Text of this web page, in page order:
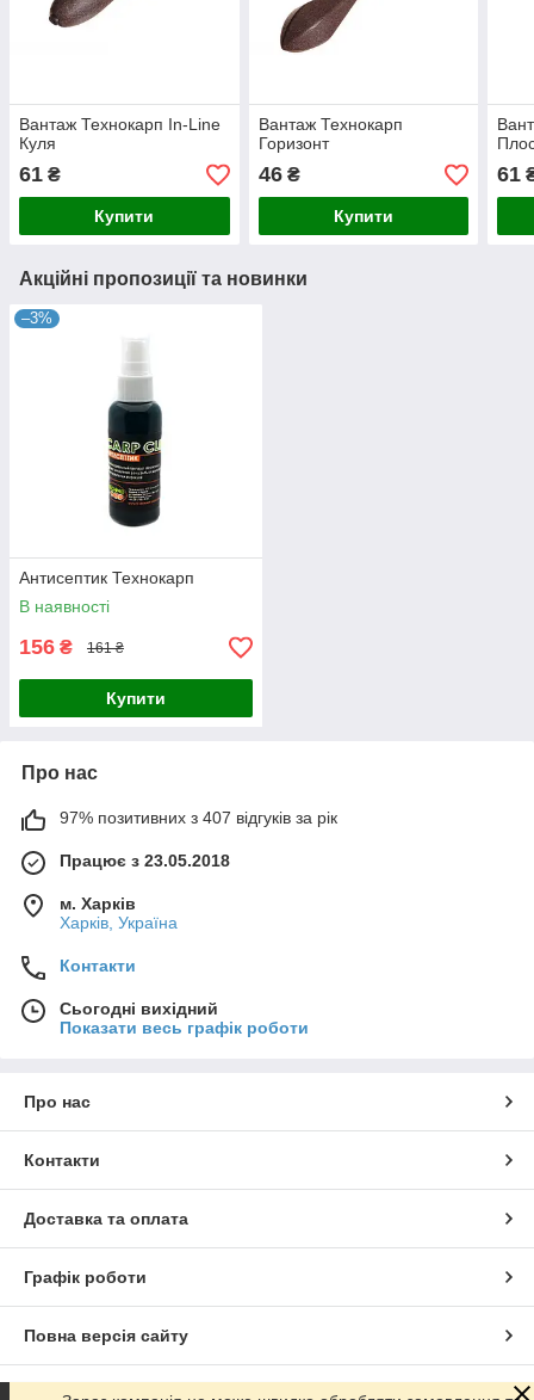
Вантаж Технокарп In-Line
Куля
61 ₴
Купити
Вантаж Технокарп
Горизонт
46₴
Купити
61
Акційні пропозиції та новинки
–3%
Антисептик Технокарп
В наявності
156 ₴ 161 ₴
Купити
Про нас
97% позитивних з 407 відгуків за рік
Працює з 23.05.2018
м. Харків
Харків, Україна
Контакти
Сьогодні вихідний
Показати весь графік роботи
Про нас
Контакти
Доставка та оплата
Графік роботи
Повна версія сайту
Сайт створено на маркетплейсіProm.ua